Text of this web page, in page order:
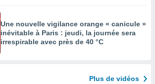
Une nouvelle vigilance orange « canicule »
inévitable à Paris : jeudi, la journée sera
irrespirable avec près de 40 °C
Plus de vidéos